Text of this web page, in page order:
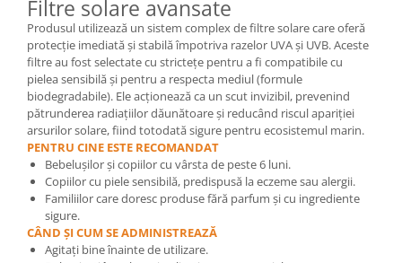
Filtre solare avansate
Produsul utilizează un sistem complex de filtre solare care oferă
protecție imediată și stabilă împotriva razelor UVA și UVB. Aceste
filtre au fost selectate cu strictețe pentru a fi compatibile cu
pielea sensibilă și pentru a respecta mediul (formule
biodegradabile). Ele acționează ca un scut invizibil, prevenind
pătrunderea radiațiilor dăunătoare și reducând riscul apariției
arsurilor solare, fiind totodată sigure pentru ecosistemul marin.
PENTRU CINE ESTE RECOMANDAT
Bebelușilor și copiilor cu vârsta de peste 6 luni.
Copiilor cu piele sensibilă, predispusă la eczeme sau alergii.
Familiilor care doresc produse fără parfum și cu ingrediente
sigure.
CÂND ȘI CUM SE ADMINISTREAZĂ
Agitați bine înainte de utilizare.